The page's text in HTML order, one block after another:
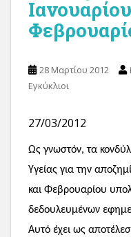
28 Μαρτίου 2012
Εγκύκλιοι
27/03/2012
Ως γνωστόν, τα
Υγείας για την
και Φεβρουαρίου
δεδουλευμένων
Αυτό έχει ως